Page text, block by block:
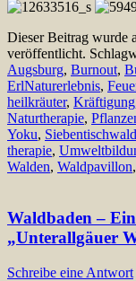
Dieser Beitrag wurde
veröffentlicht.
Augsburg, Burnout,
ErlNaturerlebnis,
heilkräuter, Kräftigung
Naturtherapie,
Yoku, Siebentischwald
therapie,
Walden, Waldpavillon,
Waldbaden –
„Unterallgäuer
Schreibe eine Antwort